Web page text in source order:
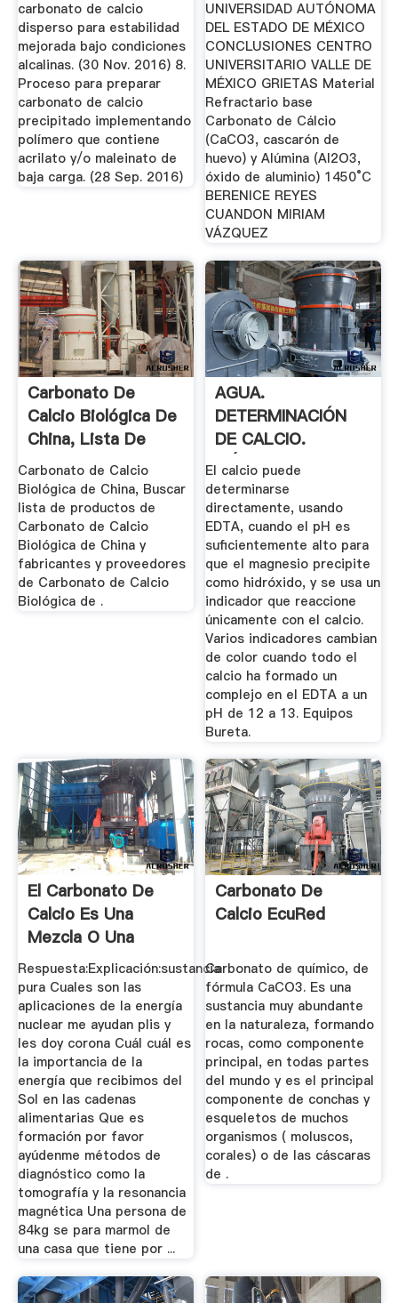
carbonato de calcio
disperso para estabilidad
mejorada bajo condiciones
alcalinas. (30 Nov. 2016) 8.
Proceso para preparar
carbonato de calcio
precipitado implementando
polímero que contiene
acrilato y/o maleinato de
baja carga. (28 Sep. 2016)
UNIVERSIDAD AUTÓNOMA
DEL ESTADO DE MÉXICO
CONCLUSIONES CENTRO
UNIVERSITARIO VALLE DE
MÉXICO GRIETAS Material
Refractario base
Carbonato de Cálcio
(CaCO3, cascarón de
huevo) y Alúmina (Al2O3,
óxido de aluminio) 1450°C
BERENICE REYES
CUANDON MIRIAM
VÁZQUEZ
Carbonato De
Calcio Biológica De
China, Lista De
Productos ...
Carbonato de Calcio
Biológica de China, Buscar
lista de productos de
Carbonato de Calcio
Biológica de China y
fabricantes y proveedores
de Carbonato de Calcio
Biológica de .
AGUA.
DETERMINACIÓN
DE CALCIO.
MÉTODO EDTA
El calcio puede
determinarse
directamente, usando
EDTA, cuando el pH es
suficientemente alto para
que el magnesio precipite
como hidróxido, y se usa un
indicador que reaccione
únicamente con el calcio.
Varios indicadores cambian
de color cuando todo el
calcio ha formado un
complejo en el EDTA a un
pH de 12 a 13. Equipos
Bureta.
El Carbonato De
Calcio Es Una
Mezcla O Una
Sustancia Pura??
Respuesta:Explicación:sustancia
pura Cuales son las
aplicaciones de la energía
nuclear me ayudan plis y
les doy corona Cuál cuál es
la importancia de la
energía que recibimos del
Sol en las cadenas
alimentarias Que es
formación por favor
ayúdenme métodos de
diagnóstico como la
tomografía y la resonancia
magnética Una persona de
84kg se para marmol de
una casa que tiene por ...
Carbonato De
Calcio EcuRed
Carbonato de químico, de
fórmula CaCO3. Es una
sustancia muy abundante
en la naturaleza, formando
rocas, como componente
principal, en todas partes
del mundo y es el principal
componente de conchas y
esqueletos de muchos
organismos ( moluscos,
corales) o de las cáscaras
de .